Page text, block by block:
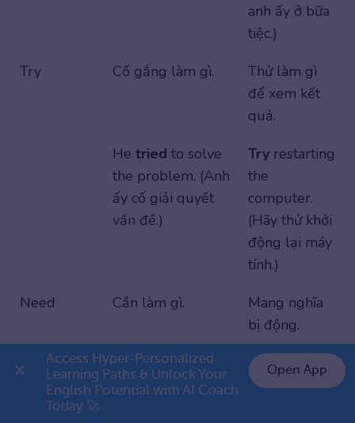
anh ấy ở bữa
tiệc.)
Try
Cố gắng làm gì.
Thử làm gì
để xem kết
quả.
He tried to solve
the problem. (Anh
ấy cố giải quyết
vấn đề.)
Try restarting
the
computer.
(Hãy thử khởi
động lại máy
tính.)
Need
Cần làm gì.
Mang nghĩa
bị động.
Ineedto clean
my room. (Tôi cần
The car
needs
👉 Premium 1 năm chỉ 799K
Access Hyper-Personalized
Learning Paths & Unlock Your
English Potential with AI Coach
Today 🚀
Open App